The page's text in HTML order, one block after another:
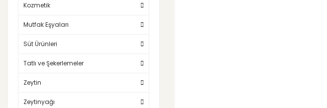
Kozmetik
Mutfak Eşyaları
Süt Ürünleri
Tatlı ve Şekerlemeler
Zeytin
Zeytinyağı